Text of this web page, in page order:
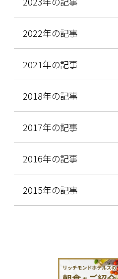
2022年の記事
2021年の記事
2018年の記事
2017年の記事
2016年の記事
2015年の記事